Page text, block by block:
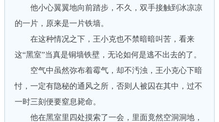
他小心翼翼地向前踏步，不久，双手接触到冰凉凉
的一片，原来是一片铁墙。
在这种情况之下，王小克也不禁暗暗叫苦，看来
这“黑室”当真是铜墙铁壁，无论如何是逃不出去的了。
空气中虽然弥布着霉气，却不汚浊，王小克心下暗
忖，一定有隐秘的通风之所，否则人被囚在其中，过不
一时三刻便要窒息毙命。
他在黑室里四处摸索了一会，里面竟然空洞洞地，